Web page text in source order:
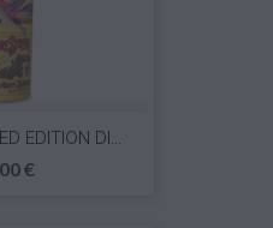
EDITION DI...
€